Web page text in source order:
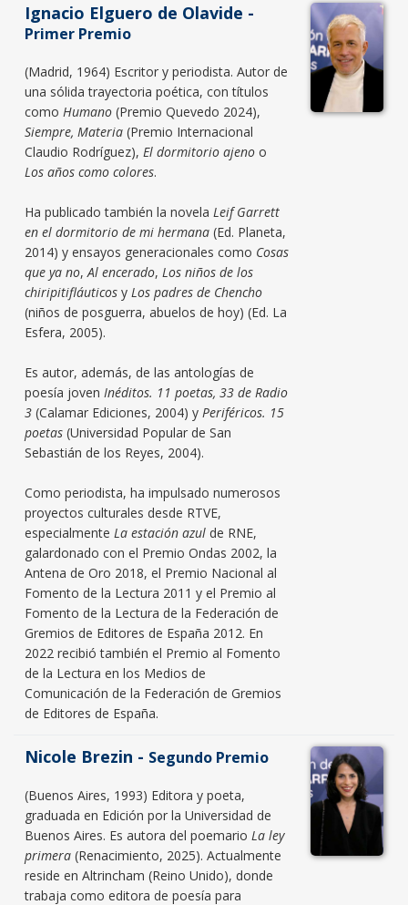
Ignacio Elguero de Olavide -
Primer Premio
(Madrid, 1964) Escritor y periodista. Autor de
una sólida trayectoria poética, con títulos
como Humano (Premio Quevedo 2024),
Siempre, Materia (Premio Internacional
Claudio Rodríguez), El dormitorio ajeno o
Los años como colores.
Ha publicado también la novela Leif Garrett
en el dormitorio de mi hermana (Ed. Planeta,
2014) y ensayos generacionales como Cosas
que ya no,Al encerado, Los niños de los
chiripitifláuticos y Los padres de Chencho
(niños de posguerra, abuelos de hoy) (Ed. La
Esfera, 2005).
Es autor, además, de las antologías de
poesía joven Inéditos. 11 poetas, 33 de Radio
3 (Calamar Ediciones, 2004) y Periféricos. 15
poetas (Universidad Popular de San
Sebastián de los Reyes, 2004).
Como periodista, ha impulsado numerosos
proyectos culturales desde RTVE,
especialmente La estación azul de RNE,
galardonado con el Premio Ondas 2002, la
Antena de Oro 2018, el Premio Nacional al
Fomento de la Lectura 2011 y el Premio al
Fomento de la Lectura de la Federación de
Gremios de Editores de España 2012. En
2022 recibió también el Premio al Fomento
de la Lectura en los Medios de
Comunicación de la Federación de Gremios
de Editores de España.
Nicole Brezin - Segundo Premio
(Buenos Aires, 1993) Editora y poeta,
graduada en Edición por la Universidad de
Buenos Aires. Es autora del poemario La ley
primera (Renacimiento, 2025). Actualmente
reside en Altrincham (Reino Unido), donde
trabaja como editora de poesía para